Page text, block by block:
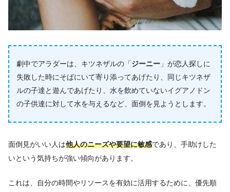
劇中でアラダーは、キツネザルの「ジーニー 」が恋人探しに
失敗した時にそばにいて寄り添ってあげたり、同じキツネザ
ルの子達と遊んであげたり、水を飲めていないイグアノドン
の子供達に対して水を与えるなど、面倒を見ようとします。
面倒見がいい人は他人のニーズや要望に敏感であり、手助けした
いという気持ちが強い傾向があります。
これは、自分の時間やリソースを有効に活用するために、優先順